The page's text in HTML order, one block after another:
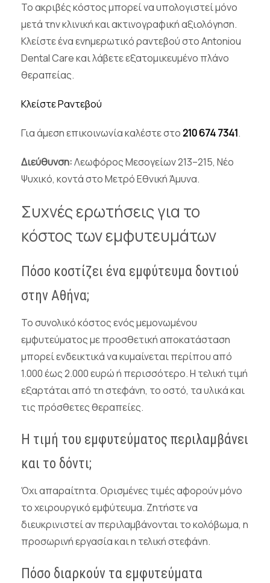
Το ακριβές κόστος μπορεί να υπολογιστεί μόνο
μετά την κλινική και ακτινογραφική αξιολόγηση.
Κλείστε ένα ενημερωτικό ραντεβού στο Antoniou
Dental Care και λάβετε εξατομικευμένο πλάνο
θεραπείας.
Κλείστε Ραντεβού
Για άμεση επικοινωνία καλέστε στο210 674 7341.
Διεύθυνση:Λεωφόρος Μεσογείων 213–215, Νέο
Ψυχικό, κοντά στο Μετρό Εθνική Άμυνα.
Συχνές ερωτήσεις για το
κόστος των εμφυτευμάτων
Πόσο κοστίζει ένα εμφύτευμα δοντιού
στην Αθήνα;
Το συνολικό κόστος ενός μεμονωμένου
εμφυτεύματος με προσθετική αποκατάσταση
μπορεί ενδεικτικά να κυμαίνεται περίπου από
1.000 έως 2.000 ευρώ ή περισσότερο. Η τελική τιμή
εξαρτάται από τη στεφάνη, το οστό, τα υλικά και
τις πρόσθετες θεραπείες.
Η τιμή του εμφυτεύματος περιλαμβάνει
και το δόντι;
Όχι απαραίτητα. Ορισμένες τιμές αφορούν μόνο
το χειρουργικό εμφύτευμα. Ζητήστε να
διευκρινιστεί αν περιλαμβάνονται το κολόβωμα, η
προσωρινή εργασία και η τελική στεφάνη.
Πόσο διαρκούν τα εμφυτεύματα